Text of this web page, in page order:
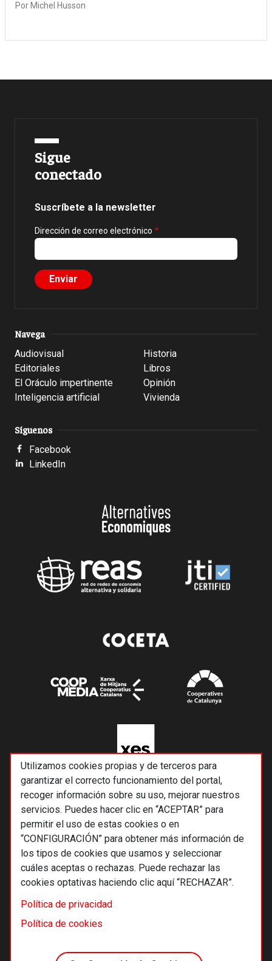
Utilizamos cookies propias y de terceros para
garantizar el correcto funcionamiento del portal,
recoger información sobre su uso, mejorar nuestros
servicios. Puedes hacer clic en “ACEPTAR” para
permitir el uso de estas cookies o en
“CONFIGURACIÓN” para obtener más información de
los tipos de cookies que usamos y seleccionar
cuáles aceptas o rechazas. Puede rechazar las
cookies optativas haciendo clic aquí “RECHAZAR”.
Política de privacidad
Política de cookies
Por Michel Husson
Sigue
conectado
Suscríbete a la newsletter
Dirección de correo electrónico
Navega
Audiovisual
Editoriales
El Oráculo impertinente
Inteligencia artificial
Historia
Libros
Opinión
Vivienda
Síguenos
Facebook
LinkedIn
© 2026 Alternativas económicas SCCL
Footer
Términos y condiciones de uso
Política de cookies